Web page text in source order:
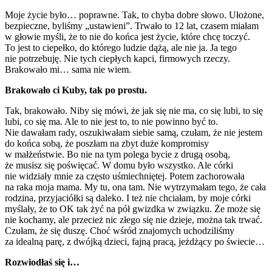
Moje życie było… poprawne. Tak, to chyba dobre słowo. Ułożone,
bezpieczne, byliśmy „ustawieni”. Trwało to 12 lat, czasem miałam
w głowie myśli, że to nie do końca jest życie, które chcę toczyć.
To jest to ciepełko, do którego ludzie dążą, ale nie ja. Ja tego
nie potrzebuję. Nie tych ciepłych kapci, firmowych rzeczy.
Brakowało mi… sama nie wiem.
Brakowało ci Kuby, tak po prostu.
Tak, brakowało. Niby się mówi, że jak się nie ma, co się lubi, to się
lubi, co się ma. Ale to nie jest to, to nie powinno być to.
Nie dawałam rady, oszukiwałam siebie samą, czułam, że nie jestem
do końca sobą, że poszłam na zbyt duże kompromisy
w małżeństwie. Bo nie na tym polega bycie z drugą osobą,
że musisz się poświęcać. W domu było wszystko. Ale córki
nie widziały mnie za często uśmiechniętej. Potem zachorowała
na raka moja mama. My tu, ona tam. Nie wytrzymałam tego, że cała
rodzina, przyjaciółki są daleko. I też nie chciałam, by moje córki
myślały, że to OK tak żyć na pół gwizdka w związku. Że może się
nie kochamy, ale przecież nic złego się nie dzieje, można tak trwać.
Czułam, że się duszę. Choć wśród znajomych uchodziliśmy
za idealną parę, z dwójką dzieci, fajną pracą, jeżdżący po świecie…
Rozwiodłaś się i…